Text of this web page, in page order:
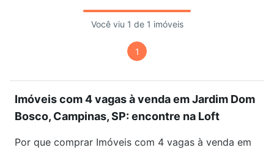
Você viu 1 de 1 imóveis
1
Imóveis com 4 vagas à venda em Jardim Dom
Bosco, Campinas, SP: encontre na Loft
Por que comprar Imóveis com 4 vagas à venda em